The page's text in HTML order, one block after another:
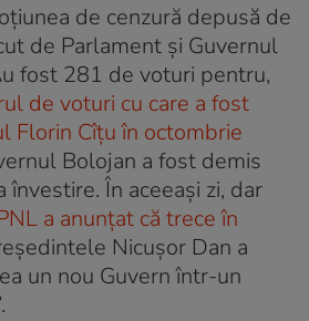
de cenzură depusă de
de Parlament și Guvernul
fost 281 de voturi pentru,
de voturi cu care a fost
Florin Cîțu în octombrie
Bolojan a fost demis
În aceeași zi, dar
a anunțat că trece în
Nicușor Dan a
un nou Guvern într-un